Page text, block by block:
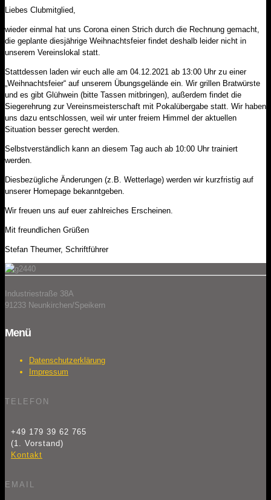
Liebes Clubmitglied,
wieder einmal hat uns Corona einen Strich durch die Rechnung gemacht,
die geplante diesjährige Weihnachtsfeier findet deshalb leider nicht in
unserem Vereinslokal statt.
Stattdessen laden wir euch alle am 04.12.2021 ab 13:00 Uhr zu einer
„Weihnachtsfeier“ auf unserem Übungsgelände ein. Wir grillen Bratwürste
und es gibt Glühwein (bitte Tassen mitbringen), außerdem findet die
Siegerehrung zur Vereinsmeisterschaft mit Pokalübergabe statt. Wir haben
uns dazu entschlossen, weil wir unter freiem Himmel der aktuellen
Situation besser gerecht werden.
Selbstverständlich kann an diesem Tag auch ab 10:00 Uhr trainiert
werden.
Diesbezügliche Änderungen (z.B. Wetterlage) werden wir kurzfristig auf
unserer Homepage bekanntgeben.
Wir freuen uns auf euer zahlreiches Erscheinen.
Mit freundlichen Grüßen
Stefan Theumer, Schriftführer
Industriestraße 38A
91233 Neunkirchen/Speikern
Menü
Datenschutzerklärung
Impressum
TELEFON
+49 179 39 62 765
(1. Vorstand)
Kontakt
EMAIL